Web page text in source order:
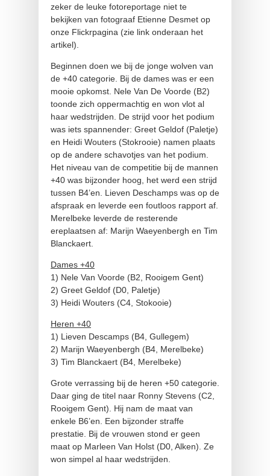
zeker de leuke fotoreportage niet te
bekijken van fotograaf Etienne Desmet op
onze Flickrpagina (zie link onderaan het
artikel).
Beginnen doen we bij de jonge wolven van
de +40 categorie. Bij de dames was er een
mooie opkomst. Nele Van De Voorde (B2)
toonde zich oppermachtig en won vlot al
haar wedstrijden. De strijd voor het podium
was iets spannender: Greet Geldof (Paletje)
en Heidi Wouters (Stokrooie) namen plaats
op de andere schavotjes van het podium.
Het niveau van de competitie bij de mannen
+40 was bijzonder hoog, het werd een strijd
tussen B4’en. Lieven Deschamps was op de
afspraak en leverde een foutloos rapport af.
Merelbeke leverde de resterende
ereplaatsen af: Marijn Waeyenbergh en Tim
Blanckaert.
Dames +40
1) Nele Van Voorde (B2, Rooigem Gent)
2) Greet Geldof (D0, Paletje)
3) Heidi Wouters (C4, Stokooie)
Heren +40
1) Lieven Descamps (B4, Gullegem)
2) Marijn Waeyenbergh (B4, Merelbeke)
3) Tim Blanckaert (B4, Merelbeke)
Grote verrassing bij de heren +50 categorie.
Daar ging de titel naar Ronny Stevens (C2,
Rooigem Gent). Hij nam de maat van
enkele B6’en. Een bijzonder straffe
prestatie. Bij de vrouwen stond er geen
maat op Marleen Van Holst (D0, Alken). Ze
won simpel al haar wedstrijden.